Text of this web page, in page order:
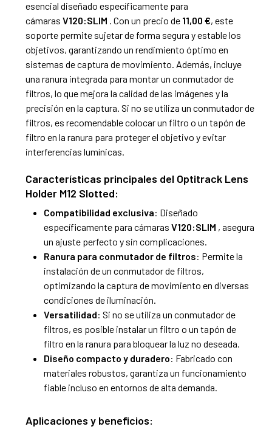
esencial diseñado específicamente para
cámaras V120:SLIM . Con un precio de 11,00 €, este
soporte permite sujetar de forma segura y estable los
objetivos, garantizando un rendimiento óptimo en
sistemas de captura de movimiento. Además, incluye
una ranura integrada para montar un conmutador de
filtros, lo que mejora la calidad de las imágenes y la
precisión en la captura. Si no se utiliza un conmutador de
filtros, es recomendable colocar un filtro o un tapón de
filtro en la ranura para proteger el objetivo y evitar
interferencias lumínicas.
Características principales del Optitrack Lens
Holder M12 Slotted:
Compatibilidad exclusiva: Diseñado
específicamente para cámaras V120:SLIM , asegura
un ajuste perfecto y sin complicaciones.
Ranura para conmutador de filtros: Permite la
instalación de un conmutador de filtros,
optimizando la captura de movimiento en diversas
condiciones de iluminación.
Versatilidad: Si no se utiliza un conmutador de
filtros, es posible instalar un filtro o un tapón de
filtro en la ranura para bloquear la luz no deseada.
Diseño compacto y duradero: Fabricado con
materiales robustos, garantiza un funcionamiento
fiable incluso en entornos de alta demanda.
Aplicaciones y beneficios: